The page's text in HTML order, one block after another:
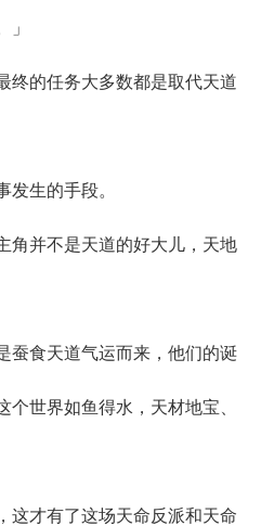
」
的任务大多数都是取代天道
生的手段。
并不是天道的好大儿，天地
食天道气运而来，他们的诞
世界如鱼得水，天材地宝、
才有了这场天命反派和天命